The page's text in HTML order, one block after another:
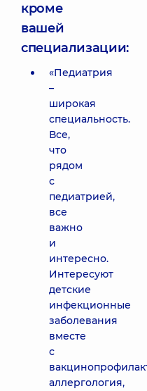
кроме
вашей
специализации:
«Педиатрия
–
широкая
специальность.
Все,
что
рядом
с
педиатрией,
все
важно
и
интересно.
Интересуют
детские
инфекционные
заболевания
вместе
с
аллергология,